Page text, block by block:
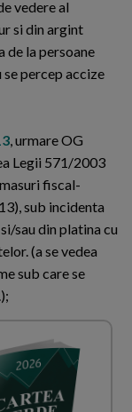
vedere al
si din argint
de la persoane
se percep accize
, urmare OG
Legii 571/2003
fiscal-
sub incidenta
sau din platina cu
(a se vedea
sub care se